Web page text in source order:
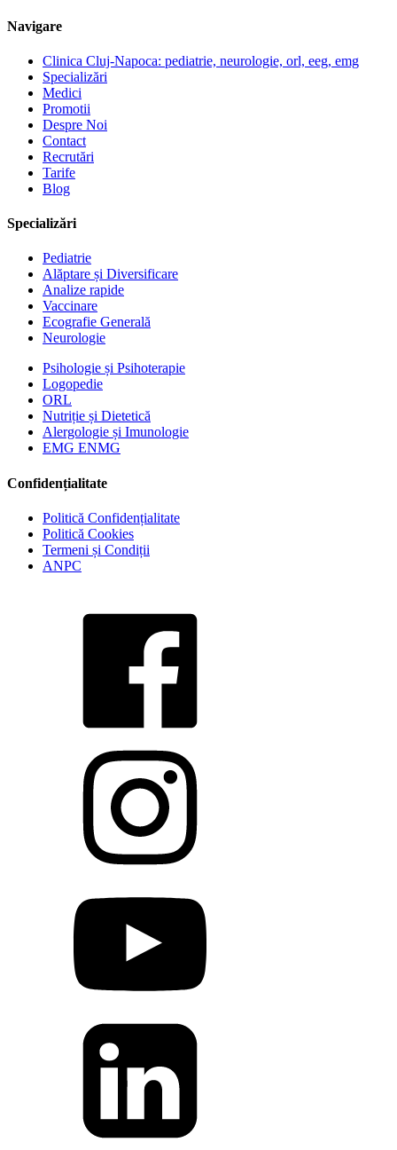
Navigare
Clinica Cluj-Napoca: pediatrie, neurologie, orl, eeg, emg
Specializări
Medici
Promotii
Despre Noi
Contact
Recrutări
Tarife
Blog
Specializări
Pediatrie
Alăptare și Diversificare
Analize rapide
Vaccinare
Ecografie Generală
Neurologie
Psihologie și Psihoterapie
Logopedie
ORL
Nutriție și Dietetică
Alergologie și Imunologie
EMG ENMG
Confidențialitate
Politică Confidențialitate
Politică Cookies
Termeni și Condiții
ANPC